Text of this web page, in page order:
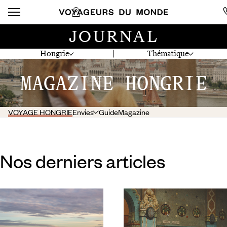
Hongrie Thématique
JOURNAL
MAGAZINE HONGRIE
VOYAGE HONGRIEEnvies GuideMagazine
Nos derniers articles